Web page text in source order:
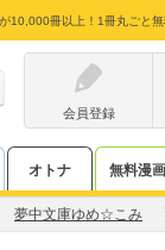
10,000冊以上！1冊丸ごと
会員登録
オトナ 無料漫画
夢中文庫ゆめ☆こみ